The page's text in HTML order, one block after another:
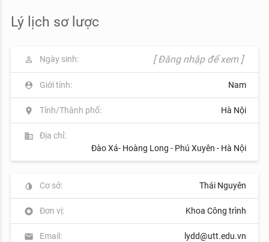
Lý lịch sơ lược
perm_identity Ngày sinh: [ Đăng nhập để xem ]
person_pin Giới tính: Nam
location_on Tỉnh/Thành phố: Hà Nội
business
Địa chỉ:
Đào Xá- Hoàng Long - Phú Xuyên - Hà Nội
invert_colors Cơ sở: Thái Nguyên
album Đơn vị: Khoa Công trình
mail Email: lydd@utt.edu.vn